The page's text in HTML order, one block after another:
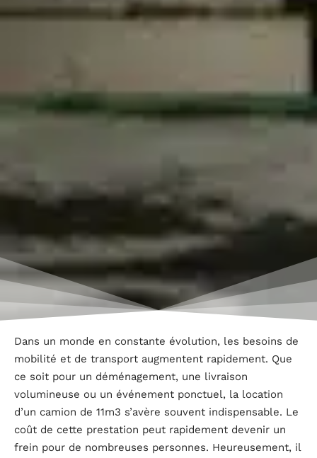
Dans un monde en constante évolution, les besoins de
mobilité et de transport augmentent rapidement. Que
ce soit pour un déménagement, une livraison
volumineuse ou un événement ponctuel, la location
d’un camion de 11m3 s’avère souvent indispensable. Le
coût de cette prestation peut rapidement devenir un
frein pour de nombreuses personnes. Heureusement, il